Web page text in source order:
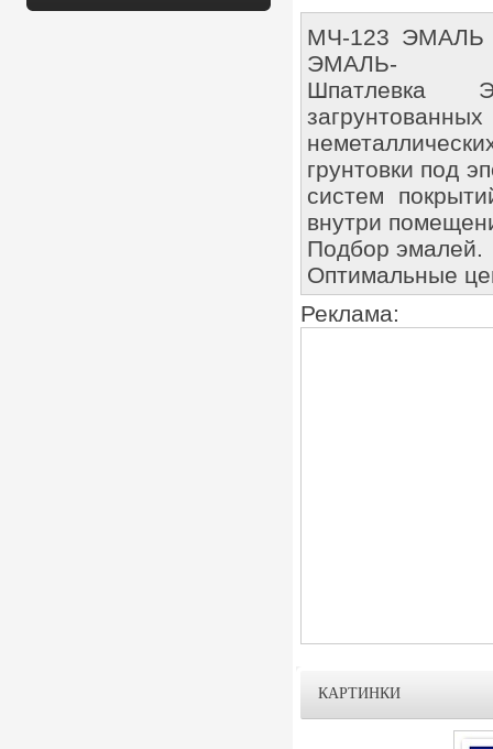
МЧ-123
ЭМАЛЬ-
Шпатлевка
грунтовки под
систем
внутри
Подбор эмалей.
Оптимальные
Реклама:
КАРТИНКИ